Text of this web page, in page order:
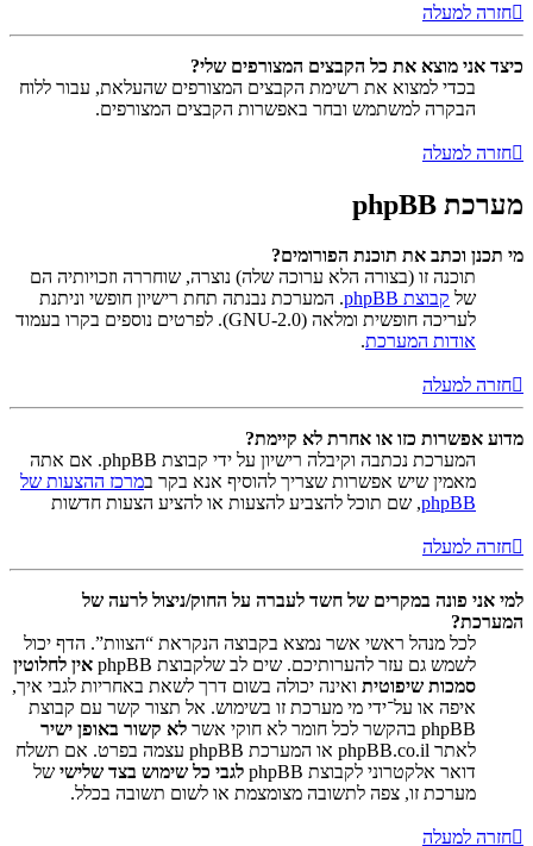
חזרה למעלה
כיצד אני מוצא את כל הקבצים המצורפים שלי?
בכדי למצוא את רשימת הקבצים המצורפים שהעלאת, עבור ללוח
הבקרה למשתמש ובחר באפשרות הקבצים המצורפים.
חזרה למעלה
מערכת phpBB
מי תכנן וכתב את תוכנת הפורומים?
תוכנה זו (בצורה הלא ערוכה שלה) נוצרה, שוחררה וזכויותיה הם
של קבוצת phpBB
. המערכת נבנתה תחת רישיון חופשי וניתנת
לעריכה חופשית ומלאה (GNU-2.0). לפרטים נוספים בקרו בעמוד
אודות המערכת.
חזרה למעלה
מדוע אפשרות כזו או אחרת לא קיימת?
המערכת נכתבה וקיבלה רישיון על ידי קבוצת phpBB. אם אתה
מאמין שיש אפשרות שצריך להוסיף אנא בקר במרכז ההצעות של
phpBB, שם תוכל להצביע להצעות או להציע הצעות חדשות
חזרה למעלה
למי אני פונה במקרים של חשד לעברה על החוק/ניצול לרעה של
המערכת?
לכל מנהל ראשי אשר נמצא בקבוצה הנקראת “הצוות”. הדף יכול
לשמש גם עזר להערותיכם. שים לב שלקבוצת phpBB
אין לחלוטין
סמכות שיפוטית ואינה יכולה בשום דרך לשאת באחריות לגבי איך,
איפה או על־ידי מי מערכת זו בשימוש. אל תצור קשר עם קבוצת
phpBB בהקשר לכל חומר לא חוקי אשר
לא קשור באופן ישיר
לאתר phpBB.co.il או המערכת phpBB עצמה בפרט. אם תשלח
דואר אלקטרוני לקבוצת phpBB
לגבי כל שימוש בצד שלישי של
מערכת זו, צפה לתשובה מצומצמת או לשום תשובה בכלל.
חזרה למעלה